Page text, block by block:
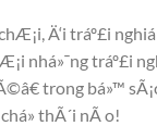
Ä‘i tráº£i
nhá»¯ng tráº£i
trong bá»™
thÃ´i nÃ o!